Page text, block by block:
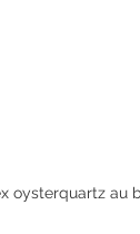
oysterquartz au